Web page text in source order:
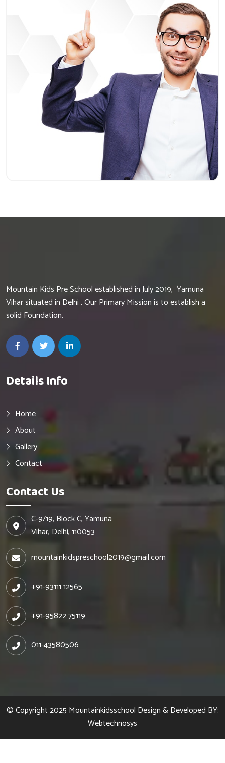
Mountain Kids Pre School established in July 2019, Yamuna
Vihar situated in Delhi , Our Primary Mission is to establish a
solid Foundation.
Details Info
Home
About
Gallery
Contact
Contact Us
C-9/19, Block C, Yamuna
Vihar, Delhi, 110053
mountainkidspreschool2019@gmail.com
+91-93111 12565
+91-95822 75119
011-43580506
© Copyright 2025 Mountainkidsschool Design & Developed BY:
Webtechnosys